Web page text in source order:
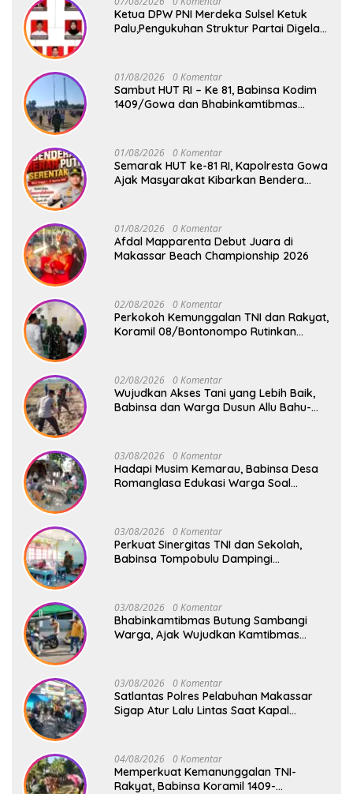
Ketua DPW PNI Merdeka Sulsel Ketuk
Palu,Pengukuhan Struktur Partai Digelar
01/08/2026 0 Komentar
Sambut HUT RI – Ke 81, Babinsa Kodim
1409/Gowa dan Bhabinkamtibmas
01/08/2026 0 Komentar
Semarak HUT ke-81 RI, Kapolresta Gowa
Ajak Masyarakat Kibarkan Bendera
01/08/2026 0 Komentar
Afdal Mapparenta Debut Juara di
Makassar Beach Championship 2026
02/08/2026 0 Komentar
Perkokoh Kemunggalan TNI dan Rakyat,
Koramil 08/Bontonompo Rutinkan
02/08/2026 0 Komentar
Wujudkan Akses Tani yang Lebih Baik,
Babinsa dan Warga Dusun Allu Bahu-
03/08/2026 0 Komentar
Hadapi Musim Kemarau, Babinsa Desa
Romanglasa Edukasi Warga Soal
03/08/2026 0 Komentar
Perkuat Sinergitas TNI dan Sekolah,
Babinsa Tompobulu Dampingi
03/08/2026 0 Komentar
Bhabinkamtibmas Butung Sambangi
Warga, Ajak Wujudkan Kamtibmas
03/08/2026 0 Komentar
Satlantas Polres Pelabuhan Makassar
Sigap Atur Lalu Lintas Saat Kapal
04/08/2026 0 Komentar
Memperkuat Kemanunggalan TNI-
Rakyat, Babinsa Koramil 1409-